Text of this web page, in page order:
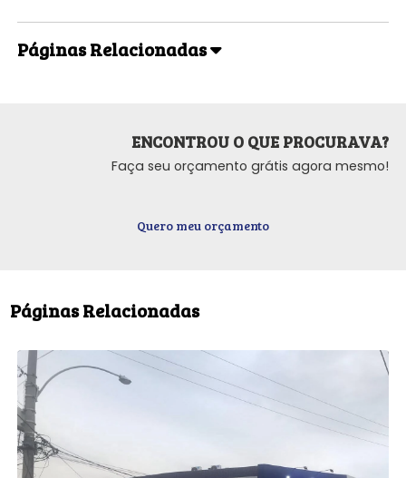
Páginas Relacionadas
ENCONTROU O QUE PROCURAVA?
Faça seu orçamento grátis agora mesmo!
Quero meu orçamento
Páginas Relacionadas